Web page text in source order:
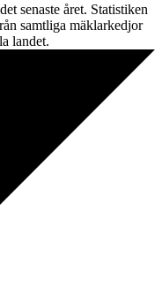
senaste året. Statistiken
samtliga mäklarkedjor
landet.